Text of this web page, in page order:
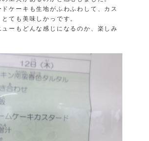
ドケーキも生地がふわふわして、カス
ても美味しかっです。
ューもどんな感じになるのか、楽しみ